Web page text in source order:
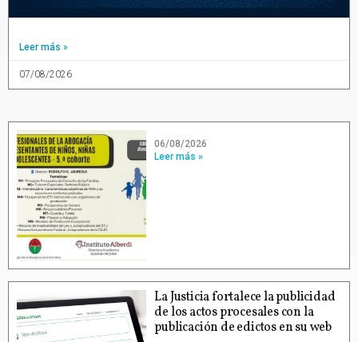
Leer más »
07/08/2026
06/08/2026
Leer más »
La Justicia fortalece la publicidad
de los actos procesales con la
publicación de edictos en su web